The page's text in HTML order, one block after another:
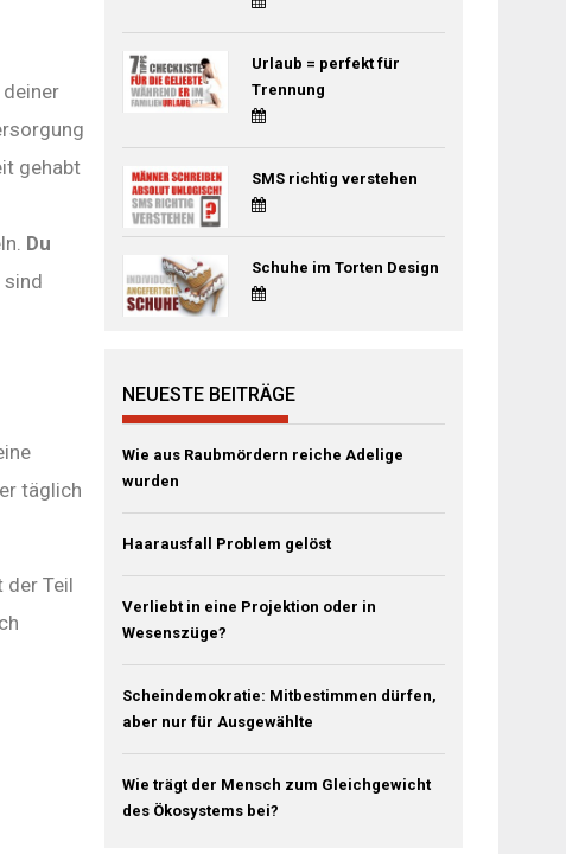
gehabt
Du
sind
täglich
der Teil
Urlaub = perfekt für
Trennung
SMS richtig verstehen
Schuhe im Torten Design
NEUESTE BEITRÄGE
Wie aus Raubmördern reiche Adelige
wurden
Haarausfall Problem gelöst
Verliebt in eine Projektion oder in
Wesenszüge?
Scheindemokratie: Mitbestimmen dürfen,
aber nur für Ausgewählte
Wie trägt der Mensch zum Gleichgewicht
des Ökosystems bei?